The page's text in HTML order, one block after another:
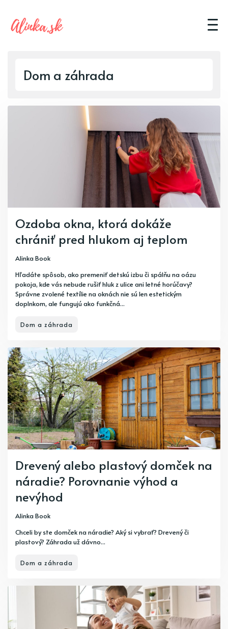
Dom a záhrada
Ozdoba okna, ktorá dokáže
chrániť pred hlukom aj teplom
Alinka Book
Hľadáte spôsob, ako premeniť detskú izbu či spálňu na oázu
pokoja, kde vás nebude rušiť hluk z ulice ani letné horúčavy?
Správne zvolené textílie na oknách nie sú len estetickým
doplnkom, ale fungujú ako funkčná...
Dom a záhrada
Drevený alebo plastový domček na
náradie? Porovnanie výhod a
nevýhod
Alinka Book
Chceli by ste domček na náradie? Aký si vybrať? Drevený či
plastový? Záhrada už dávno...
Dom a záhrada